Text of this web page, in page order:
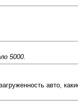
5000.
авто,